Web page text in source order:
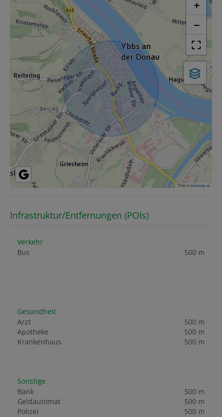
+
−
Tiles ©basemap.at
Infrastruktur/Entfernungen (POIs)
Verkehr
Bus
500 m
Gesundheit
Arzt
500 m
Apotheke
500 m
Krankenhaus
500 m
Sonstige
Bank
500 m
Geldautomat
500 m
Polizei
500 m